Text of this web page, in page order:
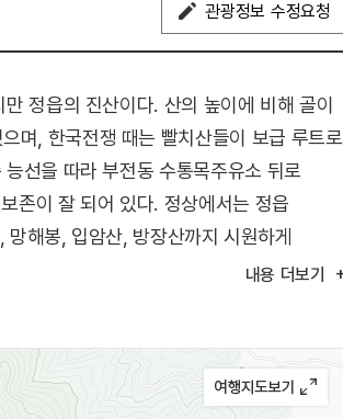
관광정보 수정요청
정읍의 진산이다. 산의 높이에 비해 골이
며, 한국전쟁 때는 빨치산들이 보급 루트로
선을 따라 부전동 수통목주유소 뒤로
존이 잘 되어 있다. 정상에서는 정읍
해봉, 입암산, 방장산까지 시원하게
서하던 보림사가 있다. 산마루에는
내용 더보기